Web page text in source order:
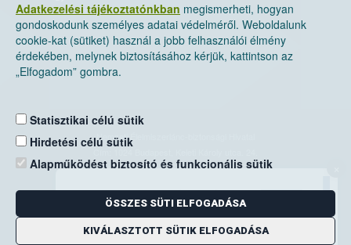
Adatkezelési tájékoztatónkban megismerheti, hogyan
gondoskodunk személyes adatai védelméről. Weboldalunk
cookie-kat (sütiket) használ a jobb felhasználói élmény
érdekében, melynek biztosításához kérjük, kattintson az
„Elfogadom” gombra.
Statisztikai célú sütik
Hirdetési célú sütik
Alapműködést biztosító és funkcionális sütik
ÖSSZES SÜTI ELFOGADÁSA
KIVÁLASZTOTT SÜTIK ELFOGADÁSA
Nemzeti Élelmiszerlánc-biztonsági Hivatal
Levelezési cím: 1525 Budapest. Pf. 30.
E-mail:ugyfelszolgalat@nebih.gov.hu
Zöld szám: 06-80/263-244
Telefon: 06-1/ 336-9000